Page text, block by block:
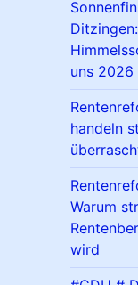
uns
handeln
Warum
wird